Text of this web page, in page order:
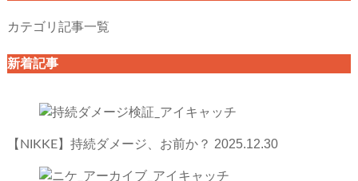
カテゴリ記事一覧
新着記事
【NIKKE】持続ダメージ、お前か？ 2025.12.30